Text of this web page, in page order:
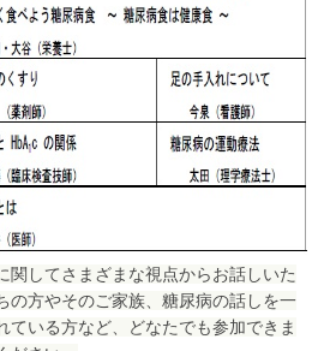
してさまざまな視点からお話しいた
の方やそのご家族、糖尿病の話しを一
ている方など、どなたでも参加できま